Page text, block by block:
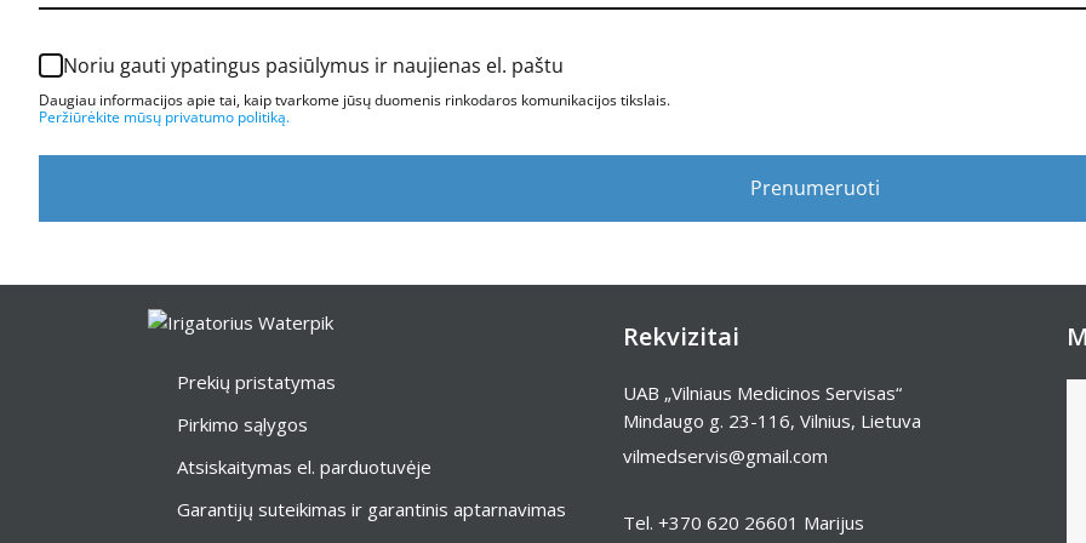
Noriu gauti ypatingus pasiūlymus ir naujienas el. paštu
Daugiau informacijos apie tai, kaip tvarkome jūsų duomenis rinkodaros komunikacijos tikslais.
Peržiūrėkite mūsų privatumo politiką.
Prenumeruoti
Prekių pristatymas
Pirkimo sąlygos
Atsiskaitymas el. parduotuvėje
Garantijų suteikimas ir garantinis aptarnavimas
Rekvizitai
UAB „Vilniaus Medicinos Servisas“
Mindaugo g. 23-116, Vilnius, Lietuva
vilmedservis@gmail.com
Tel. +370 620 26601 Marijus